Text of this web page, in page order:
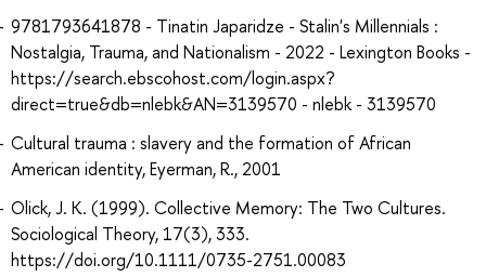
9781793641878 - Tinatin Japaridze - Stalin's Millennials :
Nostalgia, Trauma, and Nationalism - 2022 - Lexington Books -
https://search.ebscohost.com/login.aspx?
direct=true&db=nlebk&AN=3139570 - nlebk - 3139570
Cultural trauma : slavery and the formation of African
American identity, Eyerman, R., 2001
Olick, J. K. (1999). Collective Memory: The Two Cultures.
Sociological Theory, 17(3), 333.
https://doi.org/10.1111/0735-2751.00083